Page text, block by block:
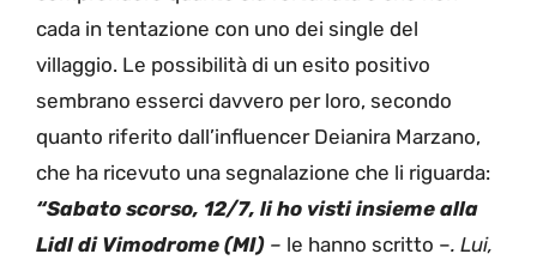
cada in tentazione con uno dei single del
villaggio. Le possibilità di un esito positivo
sembrano esserci davvero per loro, secondo
quanto riferito dall’influencer Deianira Marzano,
che ha ricevuto una segnalazione che li riguarda:
“Sabato scorso, 12/7, li ho visti insieme alla
Lidl di Vimodrome (MI) – le hanno scritto –. Lui,